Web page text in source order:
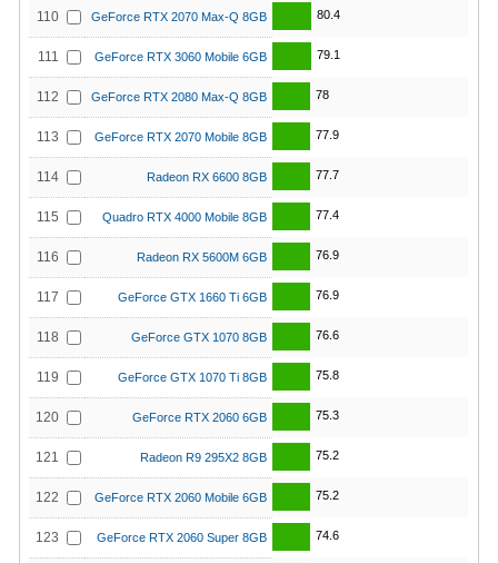
110 GeForce RTX 2070 Max-Q 8GB 80.4
111 GeForce RTX 3060 Mobile 6GB 79.1
112 GeForce RTX 2080 Max-Q 8GB 78
113 GeForce RTX 2070 Mobile 8GB 77.9
114 Radeon RX 6600 8GB 77.7
115 Quadro RTX 4000 Mobile 8GB 77.4
116 Radeon RX 5600M 6GB 76.9
117 GeForce GTX 1660 Ti 6GB 76.9
118 GeForce GTX 1070 8GB 76.6
119 GeForce GTX 1070 Ti 8GB 75.8
120 GeForce RTX 2060 6GB 75.3
121 Radeon R9 295X2 8GB 75.2
122 GeForce RTX 2060 Mobile 6GB 75.2
123 GeForce RTX 2060 Super 8GB 74.6